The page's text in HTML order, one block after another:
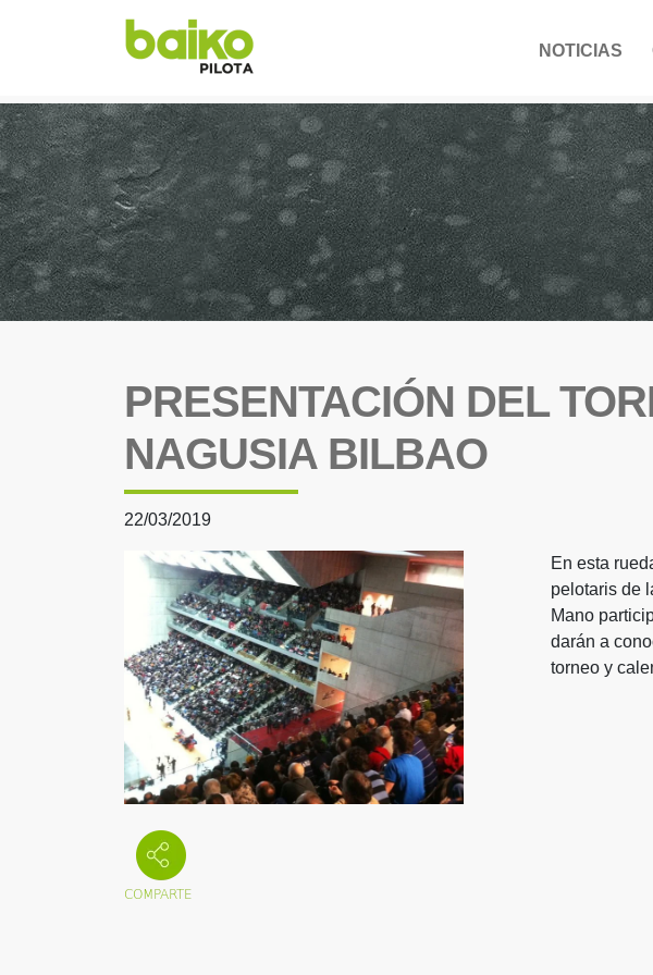
NOTICIAS
PRESENTACIÓN DEL
NAGUSIA BILBAO
22/03/2019
En esta
pelotaris de
Mano
darán a
torneo y